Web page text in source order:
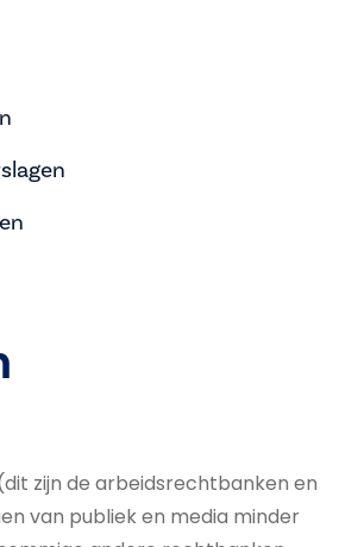
zijn de arbeidsrechtbanken en
van publiek en media minder